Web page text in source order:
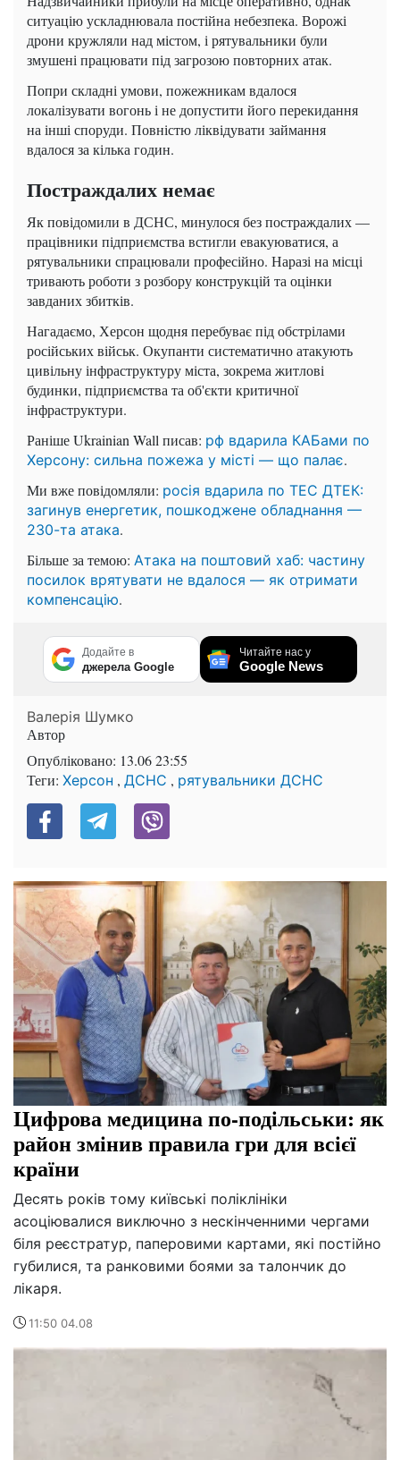
ситуацію ускладнювала постійна небезпека. Ворожі
дрони кружляли над містом, і рятувальники були
змушені працювати під загрозою повторних атак.
Попри складні умови, пожежникам вдалося
локалізувати вогонь і не допустити його перекидання
на інші споруди. Повністю ліквідувати займання
вдалося за кілька годин.
Постраждалих немає
Як повідомили в ДСНС, минулося без постраждалих —
працівники підприємства встигли евакуюватися, а
рятувальники спрацювали професійно. Наразі на місці
тривають роботи з розбору конструкцій та оцінки
завданих збитків.
Нагадаємо, Херсон щодня перебуває під обстрілами
російських військ. Окупанти систематично атакують
цивільну інфраструктуру міста, зокрема житлові
будинки, підприємства та об'єкти критичної
інфраструктури.
Раніше Ukrainian Wall писав: рф вдарила КАБами по
Херсону: сильна пожежа у місті — що палає.
Ми вже повідомляли: росія вдарила по ТЕС ДТЕК:
загинув енергетик, пошкоджене обладнання —
230-та атака.
Більше за темою: Атака на поштовий хаб: частину
посилок врятувати не вдалося — як отримати
компенсацію.
Додайте в
джерела Google
Читайте нас у
Google News
Валерія Шумко
Автор
Опубліковано: 13.06 23:55
Теги: Херсон , ДСНС , рятувальники ДСНС
Цифрова медицина по-подільськи: як
район змінив правила гри для всієї
країни
Десять років тому київські поліклініки
асоціювалися виключно з нескінченними чергами
біля реєстратур, паперовими картами, які постійно
губилися, та ранковими боями за талончик до
лікаря.
11:50 04.08